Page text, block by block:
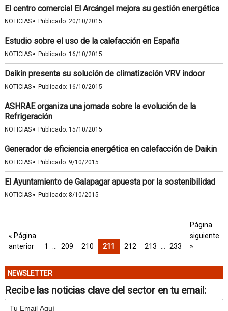
El centro comercial El Arcángel mejora su gestión energética
NOTICIAS · Publicado: 20/10/2015
Estudio sobre el uso de la calefacción en España
NOTICIAS · Publicado: 16/10/2015
Daikin presenta su solución de climatización VRV indoor
NOTICIAS · Publicado: 16/10/2015
ASHRAE organiza una jornada sobre la evolución de la
Refrigeración
NOTICIAS · Publicado: 15/10/2015
Generador de eficiencia energética en calefacción de Daikin
NOTICIAS · Publicado: 9/10/2015
El Ayuntamiento de Galapagar apuesta por la sostenibilidad
NOTICIAS · Publicado: 8/10/2015
« Página
anterior
1 209 210 211 212 213 233
Página
siguiente
»
NEWSLETTER
Recibe las noticias clave del sector en tu email: